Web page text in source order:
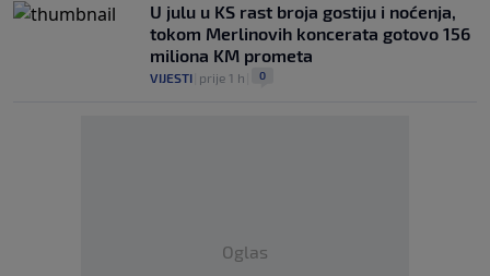
U julu u KS rast broja gostiju i noćenja,
tokom Merlinovih koncerata gotovo 156
miliona KM prometa
VIJESTI prije 1 h 0
Oglas